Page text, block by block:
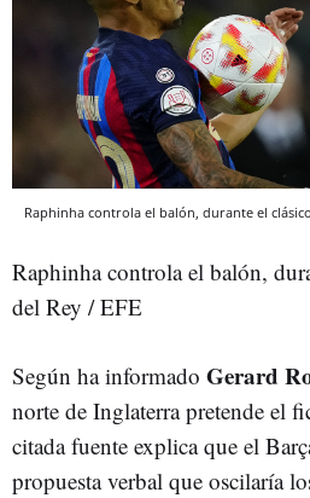
Raphinha controla el balón, durante el
Raphinha controla el balón,
del Rey / EFE
Según ha informado Gerard
norte de Inglaterra pretende el
citada fuente explica que el
propuesta verbal que oscilaría